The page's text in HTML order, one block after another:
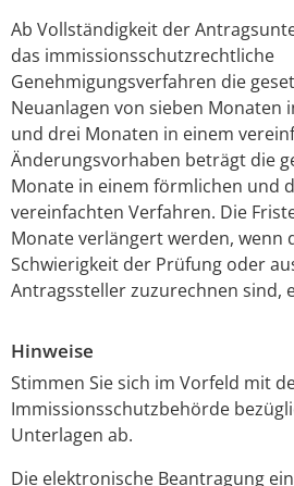
Ab Vollständigkeit der
das immissionsschutzrechtliche
Genehmigungsverfahren die
Neuanlagen von sieben Monaten
und drei Monaten in einem
Änderungsvorhaben beträgt die
Monate in einem förmlichen und
vereinfachten Verfahren. Die
Monate verlängert werden, wenn
Schwierigkeit der Prüfung oder
Antragssteller zuzurechnen sind,
Hinweise
Stimmen Sie sich im Vorfeld mit
Immissionsschutzbehörde
Unterlagen ab.
Die elektronische Beantragung